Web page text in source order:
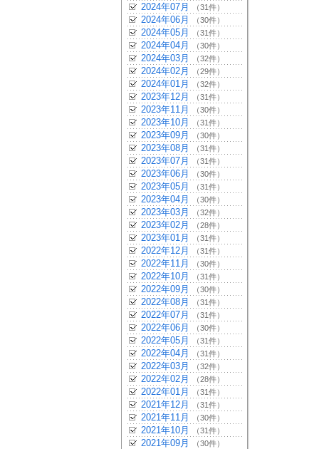
2024年07月 （31件）
2024年06月 （30件）
2024年05月 （31件）
2024年04月 （30件）
2024年03月 （32件）
2024年02月 （29件）
2024年01月 （32件）
2023年12月 （31件）
2023年11月 （30件）
2023年10月 （31件）
2023年09月 （30件）
2023年08月 （31件）
2023年07月 （31件）
2023年06月 （30件）
2023年05月 （31件）
2023年04月 （30件）
2023年03月 （32件）
2023年02月 （28件）
2023年01月 （31件）
2022年12月 （31件）
2022年11月 （30件）
2022年10月 （31件）
2022年09月 （30件）
2022年08月 （31件）
2022年07月 （31件）
2022年06月 （30件）
2022年05月 （31件）
2022年04月 （31件）
2022年03月 （32件）
2022年02月 （28件）
2022年01月 （31件）
2021年12月 （31件）
2021年11月 （30件）
2021年10月 （31件）
2021年09月 （30件）